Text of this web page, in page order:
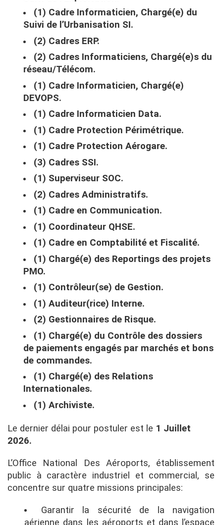
(1) Cadre Informaticien, Chargé(e) du
Suivi de l’Urbanisation SI.
(2) Cadres ERP.
(2) Cadres Informaticiens, Chargé(e)s du
réseau/Télécom.
(1) Cadre Informaticien, Chargé(e)
DEVOPS.
(1) Cadre Informaticien Data.
(1) Cadre Protection Périmétrique.
(1) Cadre Protection Aérogare.
(3) Cadres SSI.
(1) Superviseur SOC.
(2) Cadres Administratifs.
(1) Cadre en Communication.
(1) Coordinateur QHSE.
(1) Cadre en Comptabilité et Fiscalité.
(1) Chargé(e) des Reportings des projets
PMO.
(1) Contrôleur(se) de Gestion.
(1) Auditeur(rice) Interne.
(2) Gestionnaires de Risque.
(1) Chargé(e) du Contrôle des dossiers
de paiements engagés par marchés et bons
de commandes.
(1) Chargé(e) des Relations
Internationales.
(1) Archiviste.
Le dernier délai pour postuler est le 1 Juillet
2026.
L’Office National Des Aéroports, établissement
public à caractère industriel et commercial, se
concentre sur quatre missions principales:
Garantir la sécurité de la navigation
aérienne dans les aéroports et dans l’espace